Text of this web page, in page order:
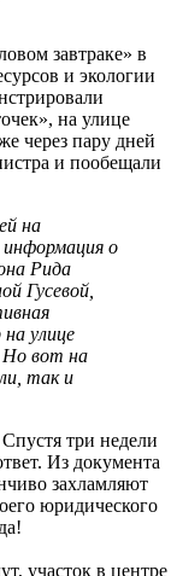
завтраке» в
и экологии
на улице
через пару дней
и пообещали
на
информация о
Рида
Гусевой,
улице
Но вот на
так и
три недели
Из документа
захламляют
юридического
участок в центре